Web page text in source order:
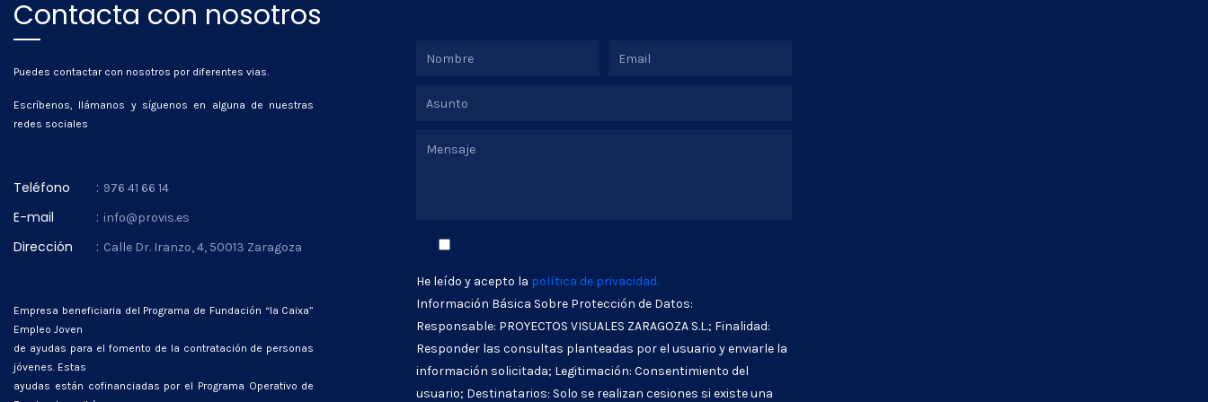
Contacta con nosotros
Puedes contactar con nosotros por diferentes vias.
Escríbenos, llámanos y síguenos en alguna de nuestras
redes sociales
Teléfono : 976 41 66 14
E-mail : info@provis.es
Dirección : Calle Dr. Iranzo, 4, 50013 Zaragoza
Empresa beneficiaria del Programa de Fundación “la Caixa”
Empleo Joven
de ayudas para el fomento de la contratación de personas
jóvenes. Estas
ayudas están cofinanciadas por el Programa Operativo de
He leído y acepto la política de privacidad.
Información Básica Sobre Protección de Datos:
Responsable: PROYECTOS VISUALES ZARAGOZA S.L.; Finalidad:
Responder las consultas planteadas por el usuario y enviarle la
información solicitada; Legitimación: Consentimiento del
usuario; Destinatarios: Solo se realizan cesiones si existe una